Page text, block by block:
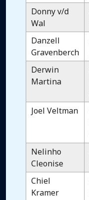
Donny v/d
Wal
Danzell
Gravenberch
Derwin
Martina
Joel Veltman
Nelinho
Cleonise
Chiel
Kramer